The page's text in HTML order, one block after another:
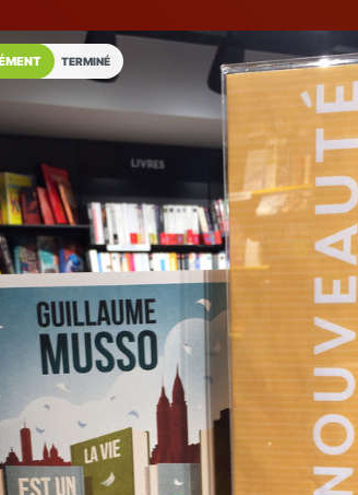
Installez l'App LaCarte
Téléchargez gratuitement l'app
commerces favoris et ne rien
Télécharger Plus tard
Maison
Presse
Sucy-en-Brie
TERMINÉ